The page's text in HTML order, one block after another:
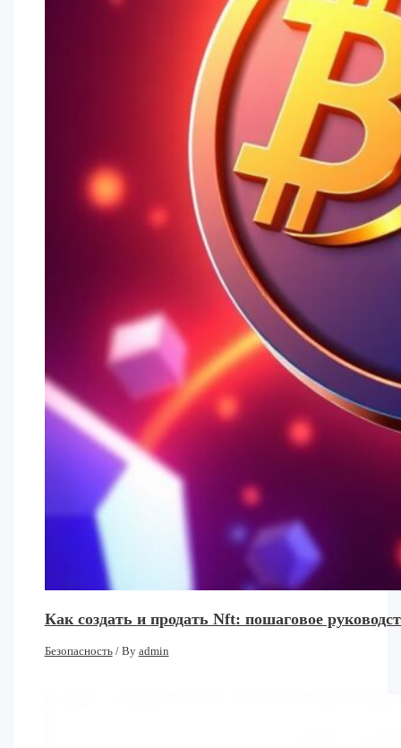
Как создать и продать Nft: пошаговое
Безопасность/ By admin